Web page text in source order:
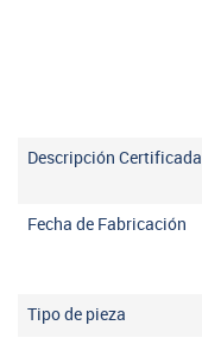
Descripción Certificada
Fecha de Fabricación
Tipo de pieza